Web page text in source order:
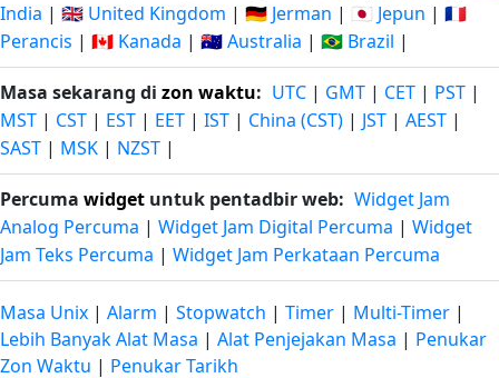
India | 🇬🇧 United Kingdom | 🇩🇪 Jerman | 🇯🇵 Jepun | 🇫🇷
Perancis | 🇨🇦 Kanada | 🇦🇺 Australia | 🇧🇷 Brazil |
Masa sekarang di zon waktu: UTC | GMT | CET | PST |
MST | CST | EST | EET | IST | China (CST) | JST | AEST |
SAST | MSK | NZST |
Percuma widget untuk pentadbir web: Widget Jam
Analog Percuma | Widget Jam Digital Percuma | Widget
Jam Teks Percuma | Widget Jam Perkataan Percuma
Masa Unix | Alarm | Stopwatch | Timer | Multi-Timer |
Lebih Banyak Alat Masa | Alat Penjejakan Masa | Penukar
Zon Waktu | Penukar Tarikh